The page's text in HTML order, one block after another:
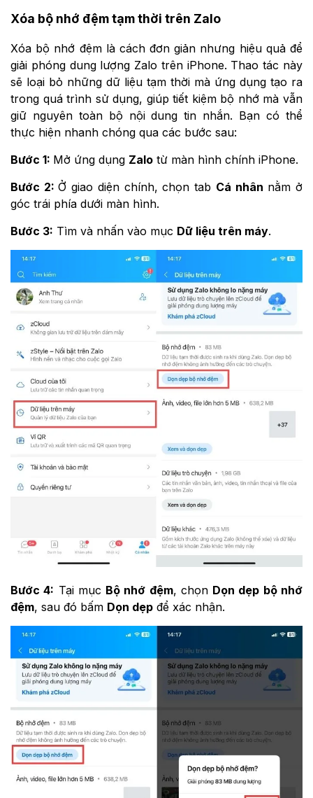
Xóa bộ nhớ đệm tạm thời trên Zalo
Xóa bộ nhớ đệm là cách đơn giản nhưng hiệu quả để
giải phóng dung lượng Zalo trên iPhone. Thao tác này
sẽ loại bỏ những dữ liệu tạm thời mà ứng dụng tạo ra
trong quá trình sử dụng, giúp tiết kiệm bộ nhớ mà vẫn
giữ nguyên toàn bộ nội dung tin nhắn. Bạn có thể
thực hiện nhanh chóng qua các bước sau:
Bước 1: Mở ứng dụng Zalo từ màn hình chính iPhone.
Bước 2:Ở giao diện chính, chọn tab Cá nhân nằm ở
góc trái phía dưới màn hình.
Bước 3: Tìm và nhấn vào mục Dữ liệu trên máy.
Bước 4: Tại mục Bộ nhớ đệm, chọn Dọn dẹp bộ nhớ
đệm, sau đó bấm Dọn dẹp để xác nhận.